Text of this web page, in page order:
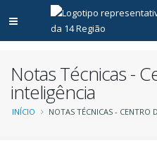
Abrir menu principal
Notas Técnicas -
inteligência
Trilha
INÍCIO NOTAS TÉCNICAS - CENTRO